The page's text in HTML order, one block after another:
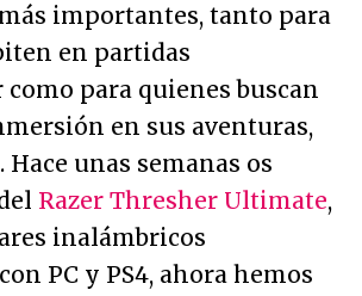
importantes, tanto para
en partidas
para quienes buscan
en sus aventuras,
Hace unas semanas os
Razer Thresher Ultimate,
inalámbricos
PC y PS4, ahora hemos